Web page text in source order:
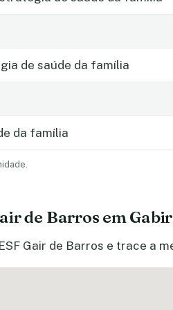
de saúde da família
da família
de Barros em
Gair de Barros e trace a